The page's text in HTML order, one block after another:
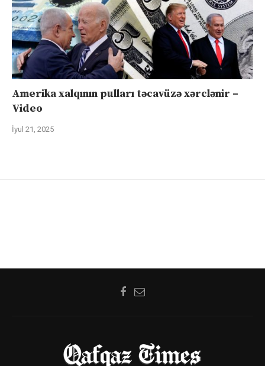
Amerika xalqının pulları təcavüzə xərclənir –
Video
İyul 21, 2025